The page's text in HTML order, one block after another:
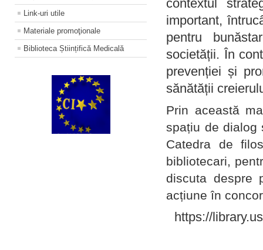
Link-uri utile
Materiale promoţionale
Biblioteca Științifică Medicală
contextul
important,
pentru
societății. În
prevenției și
sănătății
Prin această
spațiu de dialog
Catedra de
bibliotecari,
discuta despre
acțiune în
https://